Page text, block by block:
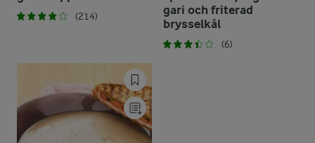
(214)
gari och friterad
brysselkål
(6)